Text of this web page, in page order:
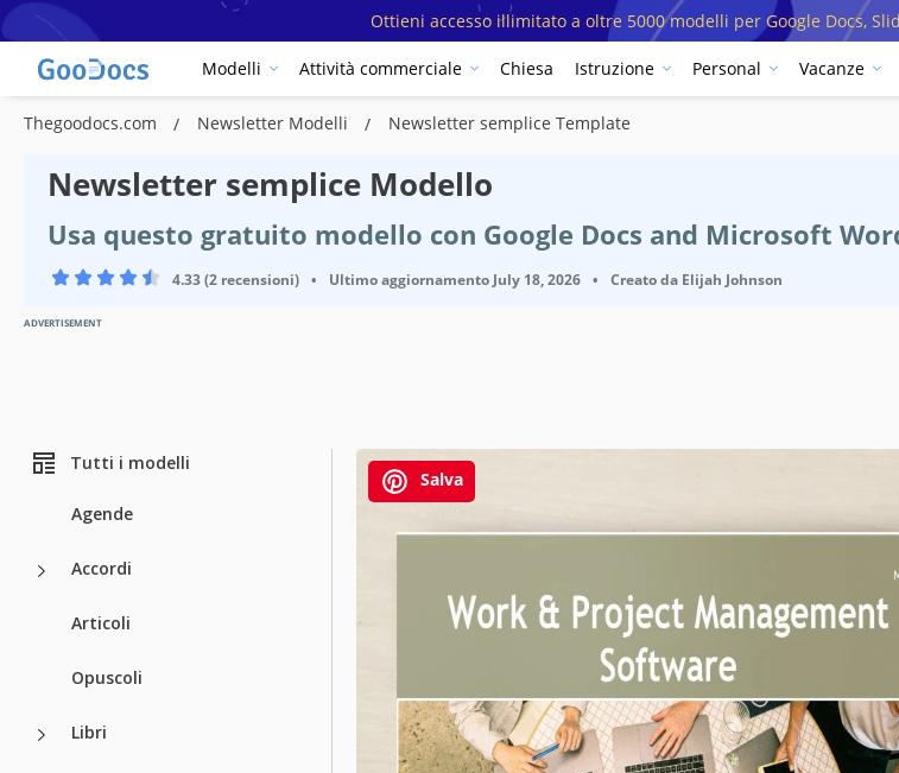
Ottieni accesso illimitato a oltre 5000 modelli per Google Docs,
Modelli Attività commerciale Chiesa Istruzione Personal Vacanze
Thegoodocs.com Newsletter Modelli Newsletter semplice Template
Newsletter semplice Modello
Usa questo gratuito modello con Google Docs and Microsoft
4.33 (2 recensioni) • Ultimo aggiornamento July 18, 2026 • Creato da Elijah Johnson
ADVERTISEMENT
Tutti i modelli
Agende
Accordi
Articoli
Opuscoli
Libri
Salva